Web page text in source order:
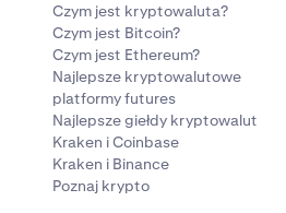
Czym jest kryptowaluta?
Czym jest Bitcoin?
Czym jest Ethereum?
Najlepsze kryptowalutowe
platformy futures
Najlepsze giełdy kryptowalut
Kraken i Coinbase
Kraken i Binance
Poznaj krypto